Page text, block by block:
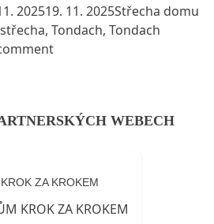
202519. 11. 2025Posted in
Střecha domu
střecha, Tondach, Tondach
on Kdo plánuje střechu
WEBECH
ZA KROKEM